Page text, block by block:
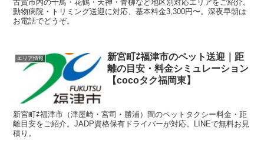
古賀市内の千鳥・花鶴・天神・青柳など地区別対応エリアをご紹介。
動物病院・トリミング送迎に対応、基本料金3,300円〜。深夜早朝は
お電話でどうぞ。
エリア情報
新宮町⇄福津市のペット送迎｜距
離の目安・料金シミュレーション
【cocoタク福岡東】
新宮町⇄福津市（津屋崎・宮司・勝浦）間のペットタクシー料金・距
離目安をご紹介。JADP資格保有ドライバーが対応。LINEで無料お見
積り。